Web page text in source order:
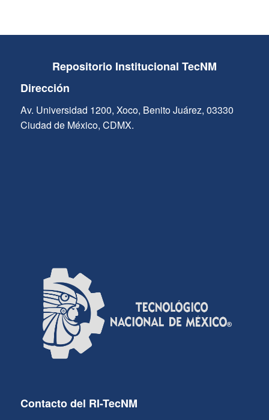
Repositorio Institucional TecNM
Dirección
Av. Universidad 1200, Xoco, Benito Juárez, 03330
Ciudad de México, CDMX.
Contacto del RI-TecNM